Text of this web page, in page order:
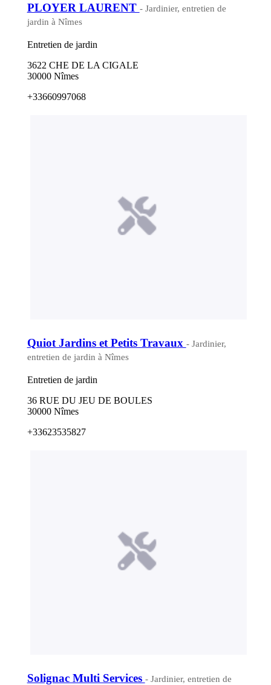
PLOYER LAURENT - Jardinier, entretien de
jardin à Nîmes
Entretien de jardin
3622 CHE DE LA CIGALE
30000 Nîmes
+33660997068
Quiot Jardins et Petits Travaux - Jardinier,
entretien de jardin à Nîmes
Entretien de jardin
36 RUE DU JEU DE BOULES
30000 Nîmes
+33623535827
Solignac Multi Services - Jardinier, entretien de